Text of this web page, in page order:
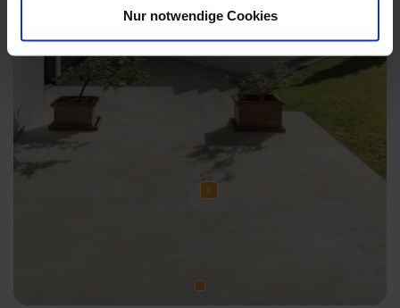
Nur notwendige Cookies
Previous